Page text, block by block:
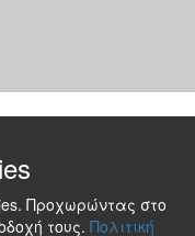
Προχωρώντας στο
τους. Πολιτική